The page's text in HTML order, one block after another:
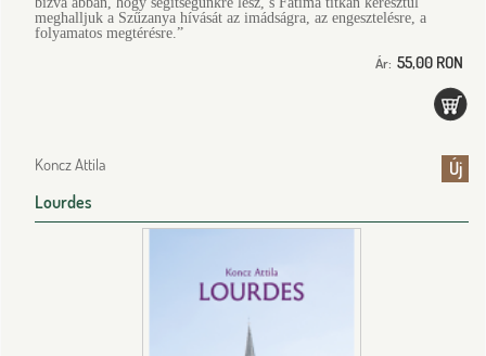
meghalljuk a Szűzanya hívását az imádságra, az engesztelésre, a
folyamatos megtérésre.”
Ár: 55,00 RON
Új
Koncz Attila
Lourdes